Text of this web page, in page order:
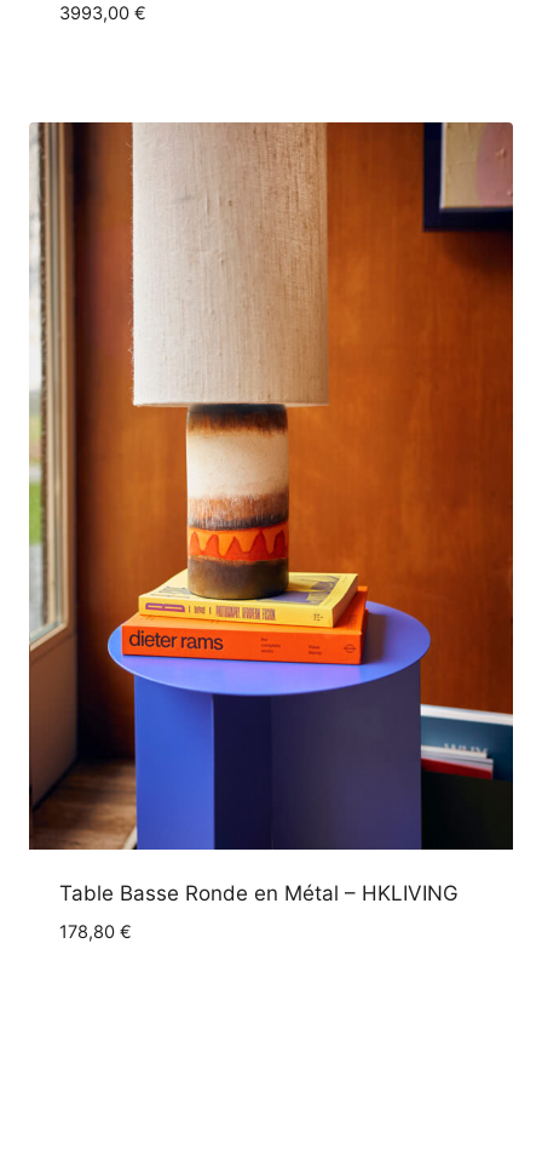
3993,00 €
Table Basse Ronde en Métal – HKLIVING
178,80 €